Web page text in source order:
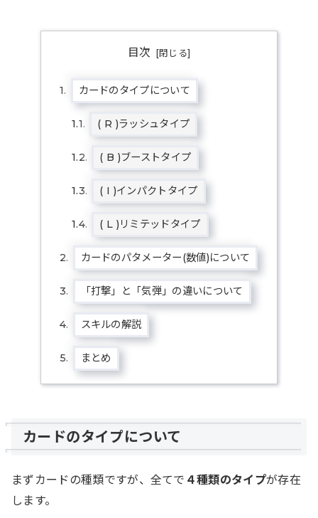
目次
カードのタイプについて
( R )ラッシュタイプ
( B )ブーストタイプ
( I )インパクトタイプ
( L )リミテッドタイプ
カードのパタメーター(数値)について
「打撃」と「気弾」の違いについて
スキルの解説
まとめ
カードのタイプについて
まずカードの種類ですが、全てで ４種類のタイプが存在
します。